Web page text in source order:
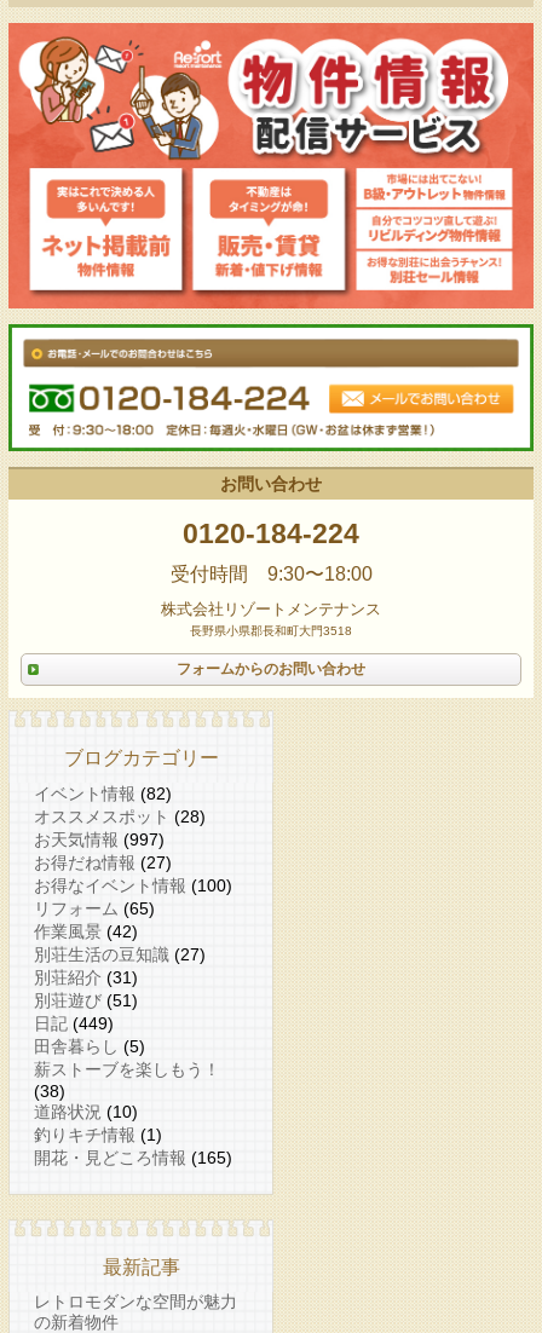
お問い合わせ
0120-184-224
受付時間 9:30〜18:00
株式会社リゾートメンテナンス
長野県小県郡長和町大門3518
フォームからのお問い合わせ
ブログカテゴリー
イベント情報 (82)
オススメスポット (28)
お天気情報 (997)
お得だね情報 (27)
お得なイベント情報 (100)
リフォーム (65)
作業風景 (42)
別荘生活の豆知識 (27)
別荘紹介 (31)
別荘遊び (51)
日記 (449)
田舎暮らし (5)
薪ストーブを楽しもう！
(38)
道路状況 (10)
釣りキチ情報 (1)
開花・見どころ情報 (165)
最新記事
レトロモダンな空間が魅力
の新着物件